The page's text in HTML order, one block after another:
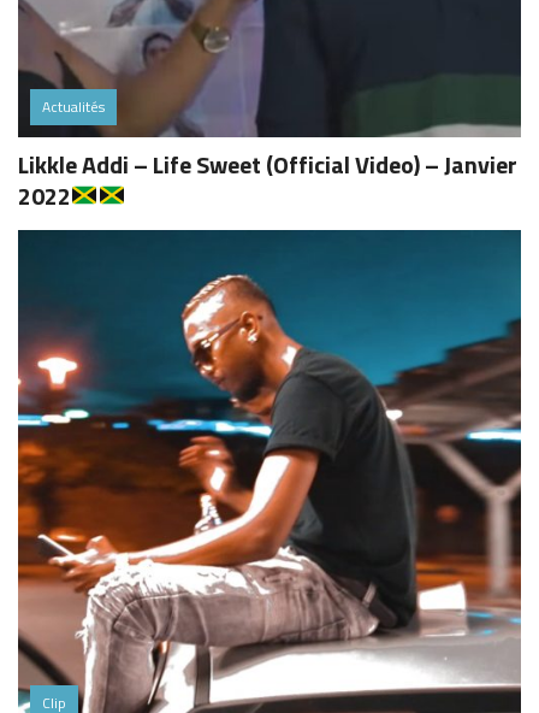
Actualités
Likkle Addi – Life Sweet (Official Video) – Janvier
2022
Clip